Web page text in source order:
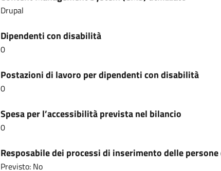
Drupal
Dipendenti con disabilità
0
Postazioni di lavoro per dipendenti con disabilità
0
Spesa per l’accessibilità prevista nel bilancio
0
Resposabile dei processi di inserimento delle
Previsto: No